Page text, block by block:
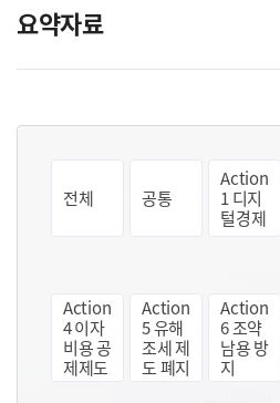
요약자료
게시물 검색
전체 공통
Action
1 디지
털경제
Action
4 이자
비용 공
제제도
Action
5 유해
조세 제
도 폐지
Action
6 조약
남용 방
지